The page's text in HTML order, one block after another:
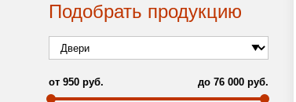
Подобрать продукцию
от 950 руб. до 76 000 руб.